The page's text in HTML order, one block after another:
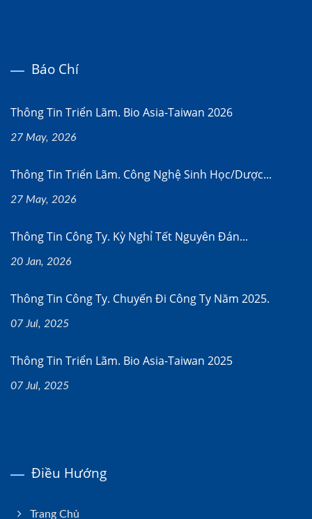
Báo Chí
Thông Tin Triển Lãm. Bio Asia-Taiwan 2026
27 May, 2026
Thông Tin Triển Lãm. Công Nghệ Sinh Học/dược...
27 May, 2026
Thông Tin Công Ty. Kỳ Nghỉ Tết Nguyên Đán...
20 Jan, 2026
Thông Tin Công Ty. Chuyến Đi Công Ty Năm 2025.
07 Jul, 2025
Thông Tin Triển Lãm. Bio Asia-Taiwan 2025
07 Jul, 2025
Điều Hướng
Trang Chủ